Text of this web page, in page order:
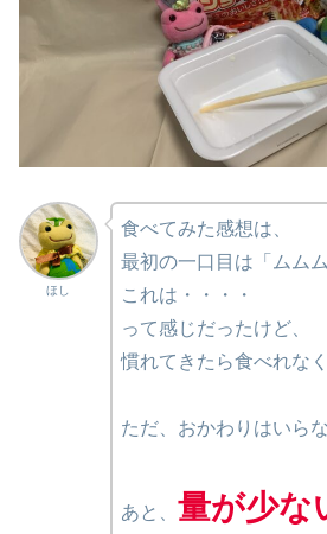
ほし
食べてみた感想は、
最初の一口目は「ムムム
これは・・・・
って感じだったけど、
慣れてきたら食べれな
ただ、おかわりはいらな
あと、 量が少な